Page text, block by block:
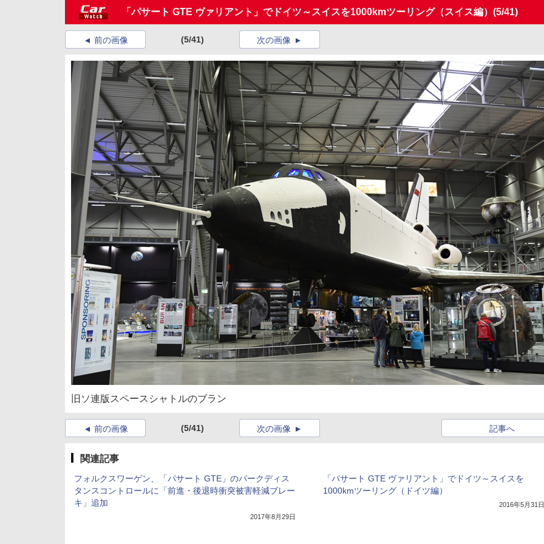
「パサート GTE ヴァリアント」でドイツ～スイスを1000kmツーリング（スイス編） (5/41)
前の画像 (5/41) 次の画像
旧ソ連版スペースシャトルのブラン
前の画像 (5/41) 記事へ
次の画像
関連記事
フォルクスワーゲン、「パサート GTE」のパークディス
タンスコントロールに「前進・後退時衝突被害軽減ブレー
キ」追加
2017年8月29日
「パサート GTE ヴァリアント」でドイツ～スイスを
1000kmツーリング（ドイツ編）
2016年5月31日